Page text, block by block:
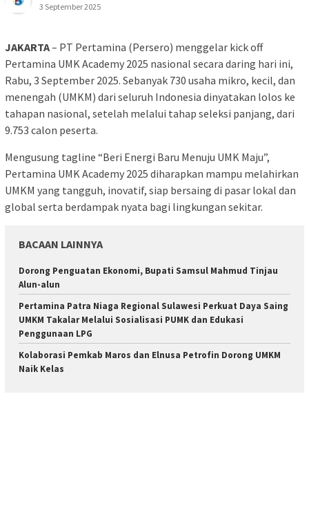
3 September 2025
JAKARTA– PT Pertamina (Persero) menggelar kick off
Pertamina UMK Academy 2025 nasional secara daring hari ini,
Rabu, 3 September 2025. Sebanyak 730 usaha mikro, kecil, dan
menengah (UMKM) dari seluruh Indonesia dinyatakan lolos ke
tahapan nasional, setelah melalui tahap seleksi panjang, dari
9.753 calon peserta.
Mengusung tagline “Beri Energi Baru Menuju UMK Maju”,
Pertamina UMK Academy 2025 diharapkan mampu melahirkan
UMKM yang tangguh, inovatif, siap bersaing di pasar lokal dan
global serta berdampak nyata bagi lingkungan sekitar.
BACAAN LAINNYA
Dorong Penguatan Ekonomi, Bupati Samsul Mahmud Tinjau
Alun-alun
Pertamina Patra Niaga Regional Sulawesi Perkuat Daya Saing
UMKM Takalar Melalui Sosialisasi PUMK dan Edukasi
Penggunaan LPG
Kolaborasi Pemkab Maros dan Elnusa Petrofin Dorong UMKM
Naik Kelas